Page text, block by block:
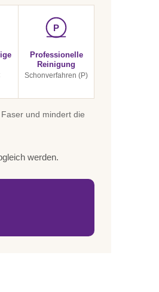
P
Professionelle
Reinigung
Schonverfahren (P)
und mindert die
werden.